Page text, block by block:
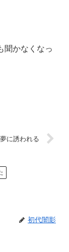
聞かなくなっ
に誘われる
初代闇影